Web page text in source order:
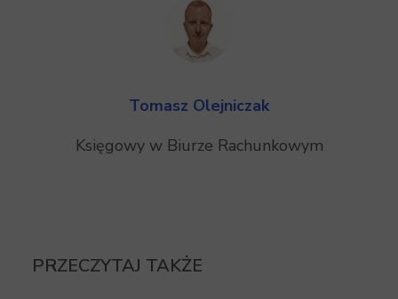
Tomasz Olejniczak
Księgowy w Biurze Rachunkowym
PRZECZYTAJ TAKŻE